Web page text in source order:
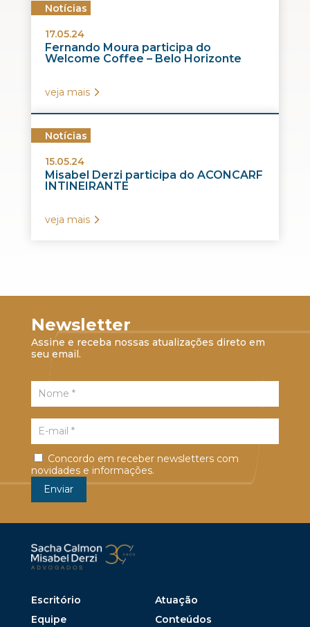
Notícias
17.05.24
Fernando Moura participa do
Welcome Coffee – Belo Horizonte
veja mais
Notícias
15.05.24
Misabel Derzi participa do ACONCARF
INTINEIRANTE
veja mais
Newsletter
Assine e receba nossas atualizações direto em
seu email.
Concordo em receber newsletters com
novidades e informações.
Escritório
Atuação
Equipe
Conteúdos